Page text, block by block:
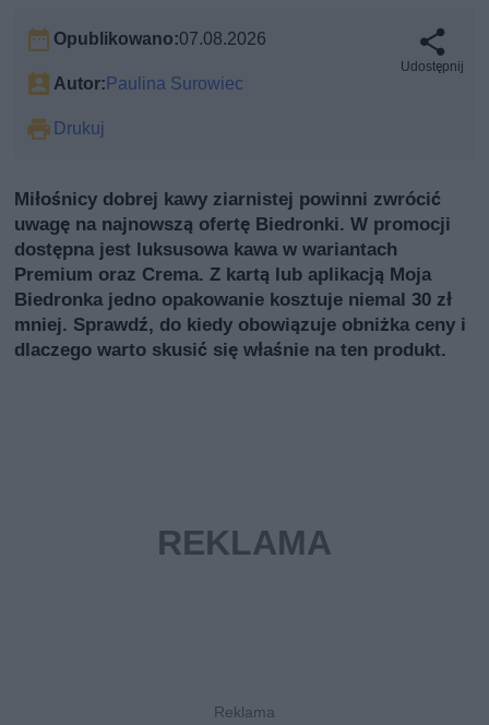
Opublikowano:07.08.2026
Autor:Paulina Surowiec
Drukuj
Udostępnij
Miłośnicy dobrej kawy ziarnistej powinni zwrócić
uwagę na najnowszą ofertę Biedronki. W promocji
dostępna jest luksusowa kawa w wariantach
Premium oraz Crema. Z kartą lub aplikacją Moja
Biedronka jedno opakowanie kosztuje niemal 30 zł
mniej. Sprawdź, do kiedy obowiązuje obniżka ceny i
dlaczego warto skusić się właśnie na ten produkt.